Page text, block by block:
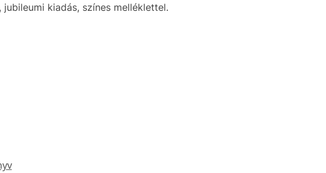
kiadás, színes melléklettel.